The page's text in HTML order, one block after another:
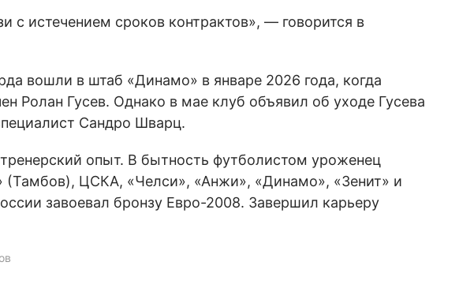
с истечением сроков контрактов», — говорится в
вошли в штаб «Динамо» в январе 2026 года, когда
Ролан Гусев. Однако в мае клуб объявил об уходе Гусева
Сандро Шварц.
опыт. В бытность футболистом уроженец
(Тамбов), ЦСКА, «Челси», «Анжи», «Динамо», «Зенит» и
завоевал бронзу Евро-2008. Завершил карьеру